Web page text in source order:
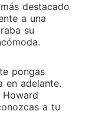
destacado
a una
su
pongas
en adelante.
a tu